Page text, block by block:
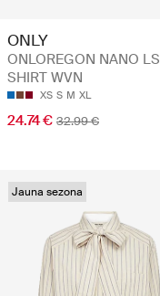
ONLY
ONLOREGON NANO LS
SHIRT WVN
XS S M XL
24.74 € 32.99 €
Jauna sezona